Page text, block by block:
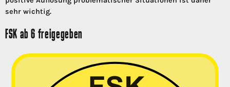
sehr wichtig.
FSK ab 6 freigegeben